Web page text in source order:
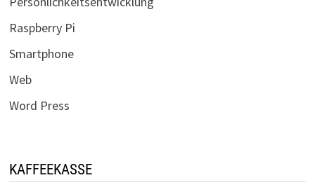
Raspberry Pi
Smartphone
Web
Word Press
KAFFEEKASSE